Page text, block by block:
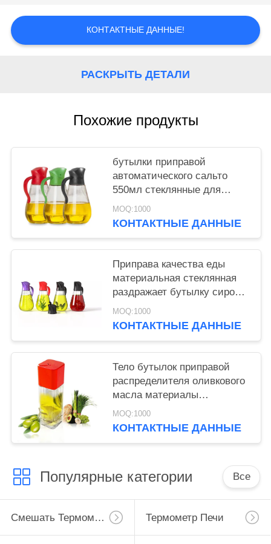
PRIVACY
POLICY
КОНТАКТНЫЕ ДАННЫЕ!
РАСКРЫТЬ ДЕТАЛИ
Похожие продукты
бутылки приправой
автоматического сальто
550мл стеклянные для
уксуса масла соуса кухни
MOQ:1000
КОНТАКТНЫЕ ДАННЫЕ
Приправа качества еды
материальная стеклянная
раздражает бутылку сиропа
большой емкости
наградную
MOQ:1000
КОНТАКТНЫЕ ДАННЫЕ
Тело бутылок приправой
распределителя оливкового
масла материалы
стеклянные стеклянное и
крышка АБС
MOQ:1000
КОНТАКТНЫЕ ДАННЫЕ
Популярные категории Все
Смешать Термометр Термометр Печи